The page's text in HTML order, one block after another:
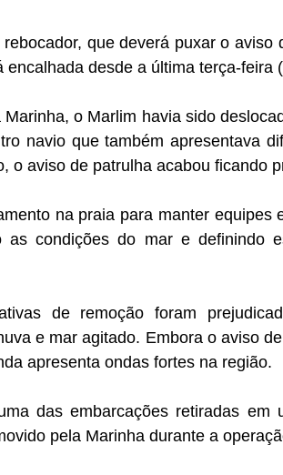
que deverá puxar o aviso
encalhada desde a última terça-feira
o Marlim havia sido
navio que também apresentava
o aviso de patrulha acabou ficando
na praia para manter equipes
as condições do mar e definindo
de remoção foram
e mar agitado. Embora o aviso
apresenta ondas fortes na região.
das embarcações retiradas em
pela Marinha durante a